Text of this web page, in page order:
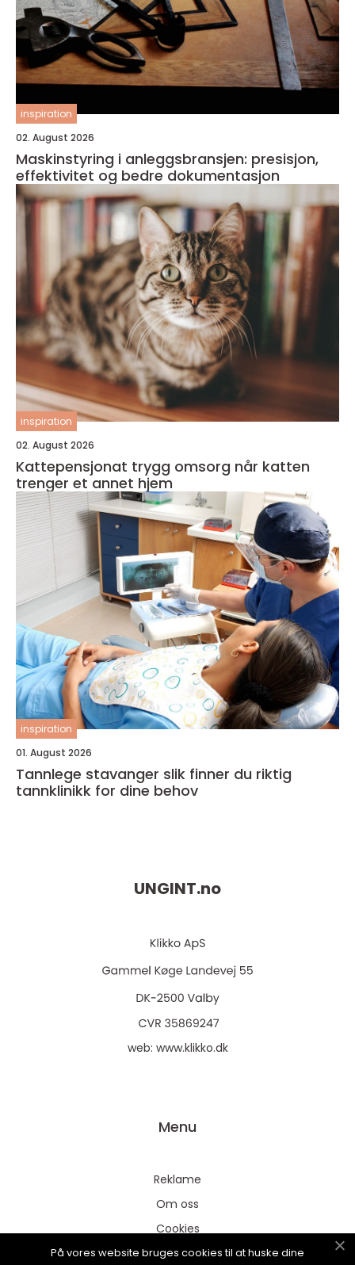
inspiration
02. August 2026
Maskinstyring i anleggsbransjen: presisjon,
effektivitet og bedre dokumentasjon
inspiration
02. August 2026
Kattepensjonat trygg omsorg når katten
trenger et annet hjem
inspiration
01. August 2026
Tannlege stavanger slik finner du riktig
tannklinikk for dine behov
UNGINT.no
web: www.klikko.dk
Menu
Reklame
Om oss
Cookies
Kontakt Oss
På vores website bruges cookies til at huske dine